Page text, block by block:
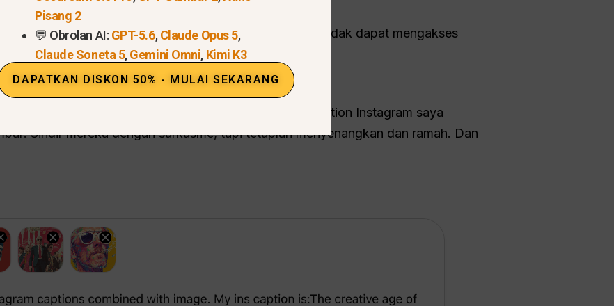
Anda— Tempelkan teks tersebut ke ChatGPT (AI tidak dapat mengakses
yang jelas.— Misalnya:
terakhir saya yang digabungkan dengan gambar. Caption Instagram saya
Sindir mereka dengan sarkasme, tapi tetaplah menyenangkan dan ramah. Dan
Pisang 2
💬 Obrolan AI: GPT-5.6,Claude Opus 5,
Claude Soneta 5,Gemini Omni, Kimi K3
DAPATKAN DISKON 50% - MULAI SEKARANG